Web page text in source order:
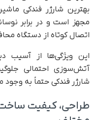
بهترین شارژر فندکی
مجهز است و در برابر
اتصال کوتاه از دستگاه
این ویژگی‌ها از آسیب
آتش‌سوزی احتمالی
شارژر فندکی حتماً به
طراحی، کیفیت